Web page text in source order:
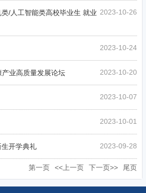
/人工智能类高校毕业生 就业 2023-10-26
2023-10-24
产业高质量发展论坛 2023-10-20
2023-10-07
2023-10-01
开学典礼 2023-09-28
第一页 <<上一页 下一页>> 尾页